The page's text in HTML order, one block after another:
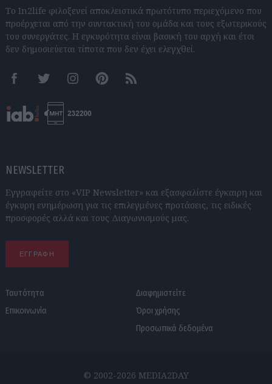
Το In2life φιλοξενεί αποκλειστικά πρωτότυπο περιεχόμενο που
προέρχεται από την συντακτική του ομάδα και τους εξωτερικούς
του συνεργάτες. Η εγκυρότητα είναι βασική του αρχή και έτσι
δεν δημοσιεύεται τίποτα που δεν έχει ελεγχθεί.
FacebookTwitter InstagramPinterestRSS feeds
NEWSLETTER
Εγγραφείτε στο «VIP Newsletter» και εξασφαλίστε έγκαιρη και
έγκυρη ενημέρωση για τις επιλεγμένες προτάσεις, τις ειδικές
προσφορές αλλά και τους Διαγωνισμούς μας.
ΕΓΓΡΑΦΗ
Ταυτότητα
Επικοινωνία
Διαφημιστείτε
Όροι χρήσης
Προσωπικά δεδομένα
© 2002-2026 MEDIA2DAY